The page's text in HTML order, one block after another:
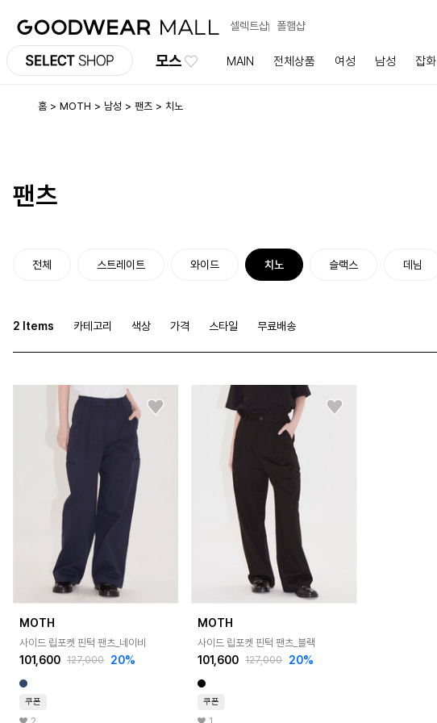
셀렉트샵 폴햄샵
모스 MAIN 전체상품 여성 남성 잡화
홈 MOTH 남성 팬츠 치노
팬츠
전체 스트레이트 와이드 치노 슬랙스 데님
2 Items 카테고리 색상 가격 스타일 무료배송
MOTH
사이드 립포켓 핀턱 팬츠_네이비
101,600 127,000 20%
쿠폰
MOTH
사이드 립포켓 핀턱 팬츠_블랙
101,600 127,000 20%
쿠폰